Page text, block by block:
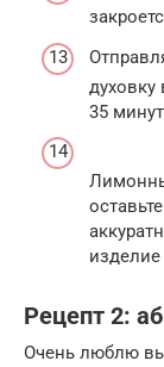
35
изделие
Рецепт 2:
Очень люблю